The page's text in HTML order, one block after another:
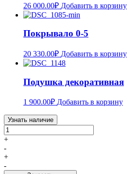
26 000.00₽ Добавить в корзину
Покрывало 0-5
20 330.00₽ Добавить в корзину
Подушка декоративная
1 900.00₽ Добавить в корзину
Узнать наличие
+
-
+
-